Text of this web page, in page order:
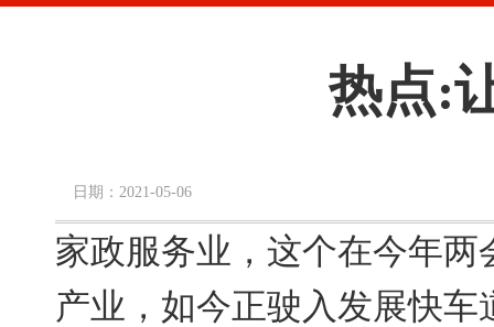
热点:
日期：2021-05-06
家政服务业，这个在今年两
产业，如今正驶入发展快